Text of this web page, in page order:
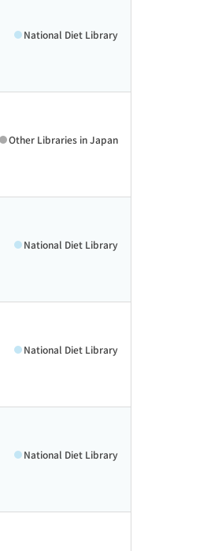
National Diet Library
Other Libraries in Japan
National Diet Library
National Diet Library
National Diet Library